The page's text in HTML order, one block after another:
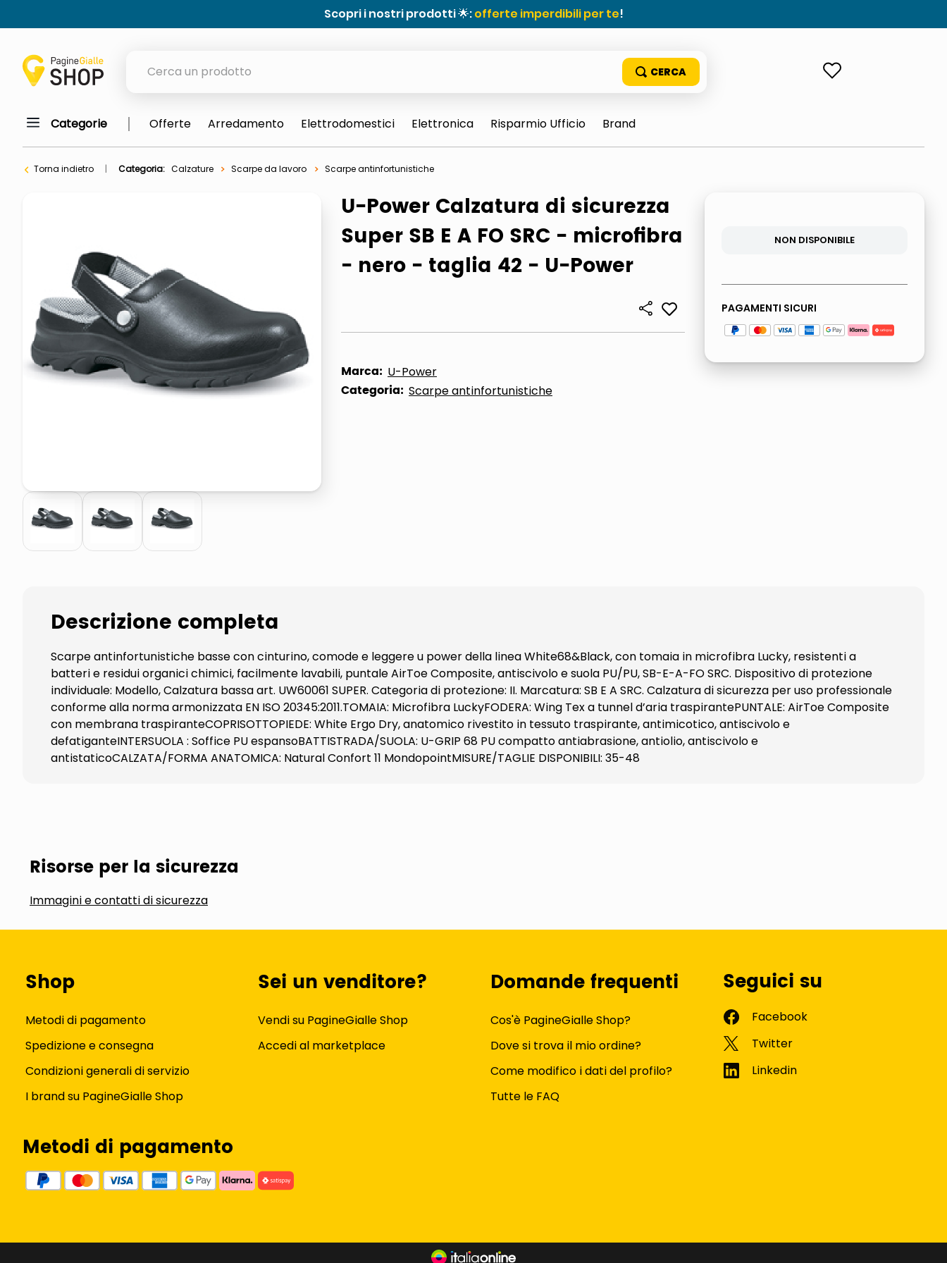
Scopri i nostri prodotti 🌟:offerte imperdibili per te!
meme
italia independent occhiali sole 0703 thin rotondo sun
airpods
pattumiera raccolta differenziata
asciuga capelli spazzola
Categorie Offerte Arredamento Elettrodomestici Elettronica Risparmio Ufficio Brand
Torna indietro Categoria: Calzature Scarpe da lavoro Scarpe antinfortunistiche
U-Power Calzatura di sicurezza
Super SB E A FO SRC - microfibra
- nero - taglia 42 - U-Power
Marca: U-Power
Categoria: Scarpe antinfortunistiche
NON DISPONIBILE
PAGAMENTI SICURI
Descrizione completa
Scarpe antinfortunistiche basse con cinturino, comode e leggere u power della linea White68&Black, con tomaia in microfibra Lucky, resistenti a
batteri e residui organici chimici, facilmente lavabili, puntale AirToe Composite, antiscivolo e suola PU/PU, SB-E-A-FO SRC. Dispositivo di protezione
individuale: Modello, Calzatura bassa art. UW60061 SUPER. Categoria di protezione: II. Marcatura: SB E A SRC. Calzatura di sicurezza per uso professionale
conforme alla norma armonizzata EN ISO 20345:2011.TOMAIA: Microfibra LuckyFODERA: Wing Tex a tunnel d’aria traspirantePUNTALE: AirToe Composite
con membrana traspiranteCOPRISOTTOPIEDE: White Ergo Dry, anatomico rivestito in tessuto traspirante, antimicotico, antiscivolo e
defatiganteINTERSUOLA : Soffice PU espansoBATTISTRADA/SUOLA: U-GRIP 68 PU compatto antiabrasione, antiolio, antiscivolo e
antistaticoCALZATA/FORMA ANATOMICA: Natural Confort 11 MondopointMISURE/TAGLIE DISPONIBILI: 35-48
Risorse per la sicurezza
Immagini e contatti di sicurezza
Shop
Metodi di pagamento
Spedizione e consegna
Condizioni generali di servizio
I brand su PagineGialle Shop
Sei un venditore?
Vendi su PagineGialle Shop
Accedi al marketplace
Domande frequenti
Cos'è PagineGialle Shop?
Dove si trova il mio ordine?
Come modifico i dati del profilo?
Tutte le FAQ
Seguici su
Metodi di pagamento